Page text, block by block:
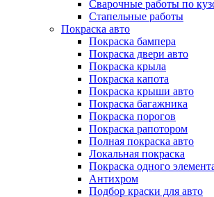
Сварочные работы по
Стапельные работы
Покраска авто
Покраска бампера
Покраска двери авто
Покраска крыла
Покраска капота
Покраска крыши авто
Покраска багажника
Покраска порогов
Покраска рапотором
Полная покраска авто
Локальная покраска
Покраска одного
Антихром
Подбор краски для авто